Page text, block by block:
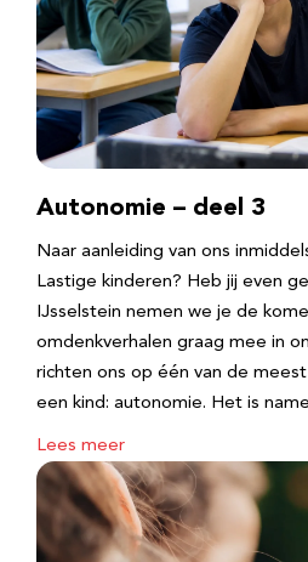
Autonomie – deel 3
Naar aanleiding van ons
Lastige kinderen? Heb jij even
IJsselstein nemen we je de
omdenkverhalen graag mee in
richten ons op één van de
een kind: autonomie. Het is
Lees meer